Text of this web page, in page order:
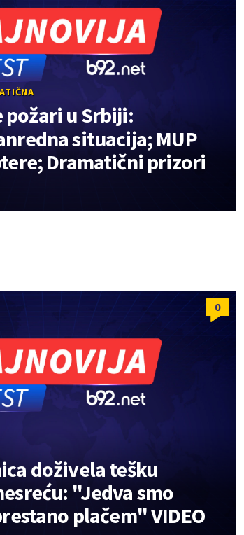
požari u Srbiji:
situacija; MUP
Dramatični prizori
0
doživela tešku
"Jedva smo
plačem" VIDEO